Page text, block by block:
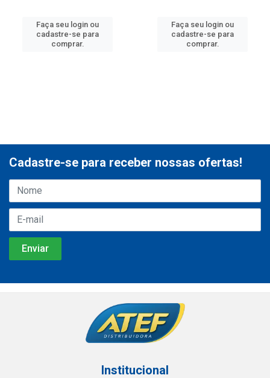
Faça seu login ou
cadastre-se para
comprar.
Faça seu login ou
cadastre-se para
comprar.
Cadastre-se para receber nossas ofertas!
Institucional